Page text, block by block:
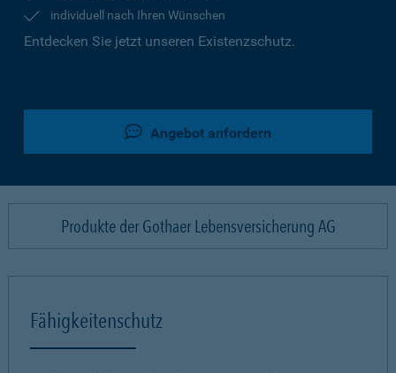
individuell nach Ihren Wünschen
Entdecken Sie jetzt unseren Existenzschutz.
Angebot anfordern
Produkte der Gothaer Lebensversicherung AG
Fähigkeitenschutz